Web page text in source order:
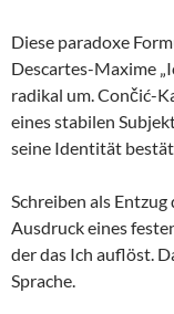
Diese paradoxe
Descartes-Maxime
radikal um. Cončić-
eines stabilen
seine Identität
Schreiben als
Ausdruck eines
der das Ich auflöst.
Sprache.